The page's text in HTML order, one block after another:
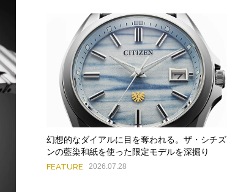
幻想的なダイアルに目を奪われる。ザ・シチズ
ンの藍染和紙を使った限定モデルを深掘り
FEATURE 2026.07.28